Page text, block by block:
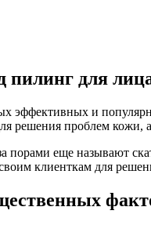
пилинг для
эффективных и
решения проблем кожи,
порами еще называют
клиенткам для